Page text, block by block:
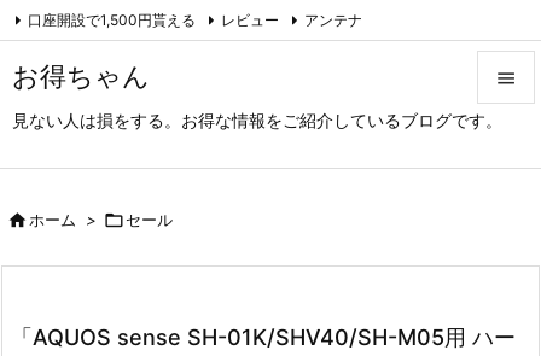
お得ちゃん
見ない人は損をする。お得な情報をご紹介しているブログです。

次へ
口座開設で1,500円貰える レビュー アンテナ
アーカイブ（旧サイト）
ホーム > セール
「AQUOS sense SH-01K/SHV40/SH-M05用 ハー